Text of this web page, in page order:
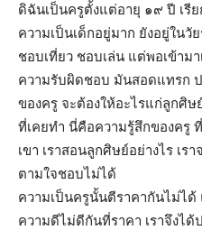
ดิฉันเป็นครูตั้งแต่อายุ ๑๙ ปี เรี
ความเป็นเด็กอยู่มาก ยังอยู่ใน
ชอบเที่ยว ชอบเล่น แต่พอเข้าม
ความรับผิดชอบ มันสอดแทรก
ของครู จะต้องให้อะไรแก่ลูกศิษ
ที่เคยทำ นี่คือความรู้สึกของครู
เขา เราสอนลูกศิษย์อย่างไร เร
ตามใจชอบไม่ได้
ความเป็นครูนั้นตีราคากันไม่ไ
ความดีไม่ดีกันที่ราคา เราจึงไ